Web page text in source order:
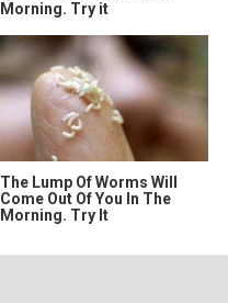
Morning. Try it
The Lump Of Worms Will
Come Out Of You In The
Morning. Try It